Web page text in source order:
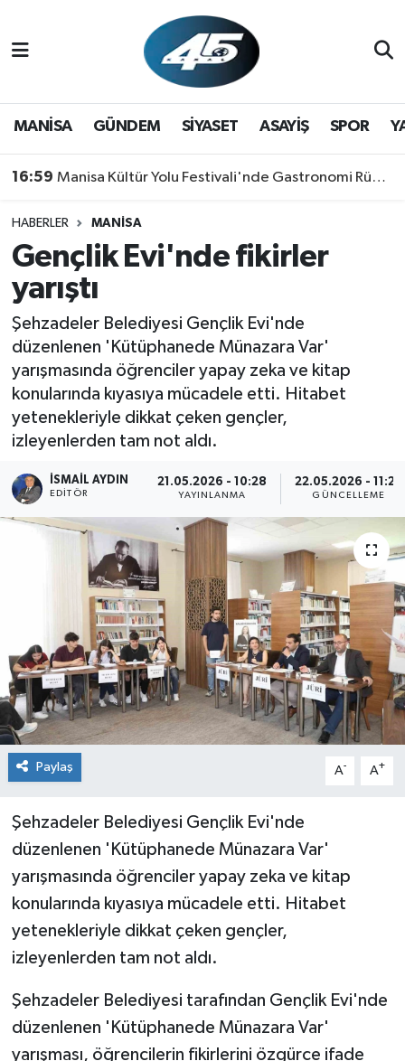
MANİSA GÜNDEM SİYASET ASAYİŞ SPOR
16:59 Manisa Kültür Yolu Festivali'nde Gastronomi Rüzgarı: Lezzetin Yıldızı "Manisa Kebabı" Oldu!
HABERLER MANİSA
Gençlik Evi'nde fikirler
yarıştı
Şehzadeler Belediyesi Gençlik Evi'nde
düzenlenen 'Kütüphanede Münazara Var'
yarışmasında öğrenciler yapay zeka ve kitap
konularında kıyasıya mücadele etti. Hitabet
yetenekleriyle dikkat çeken gençler,
izleyenlerden tam not aldı.
İSMAIL AYDIN
EDITÖR
21.05.2026 - 10:28
YAYINLANMA
22.05.2026 - 11:23
GÜNCELLEME
Paylaş A- A+
Şehzadeler Belediyesi Gençlik Evi'nde
düzenlenen 'Kütüphanede Münazara Var'
yarışmasında öğrenciler yapay zeka ve kitap
konularında kıyasıya mücadele etti. Hitabet
yetenekleriyle dikkat çeken gençler,
izleyenlerden tam not aldı.
Şehzadeler Belediyesi tarafından Gençlik Evi'nde
düzenlenen 'Kütüphanede Münazara Var'
yarışması, öğrencilerin fikirlerini özgürce ifade
GÜNDEM
SPOR
YAŞAM
RESMİ REKLAM
Hava Durumu
Trafik Durumu
Son Dakika Haberleri
Haber Arşivi